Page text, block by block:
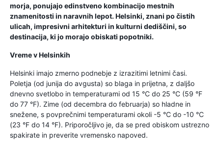
morja, ponujajo edinstveno kombinacijo mestnih
znamenitosti in naravnih lepot. Helsinki, znani po čistih
ulicah, impresivni arhitekturi in kulturni dediščini, so
destinacija, ki jo morajo obiskati popotniki.
Vreme v Helsinkih
Helsinki imajo zmerno podnebje z izrazitimi letnimi časi.
Poletja (od junija do avgusta) so blaga in prijetna, z daljšo
dnevno svetlobo in temperaturami od 15 °C do 25 °C (59 °F
do 77 °F). Zime (od decembra do februarja) so hladne in
snežene, s povprečnimi temperaturami okoli -5 °C do -10 °C
(23 °F do 14 °F). Priporočljivo je, da se pred obiskom ustrezno
spakirate in preverite vremensko napoved.